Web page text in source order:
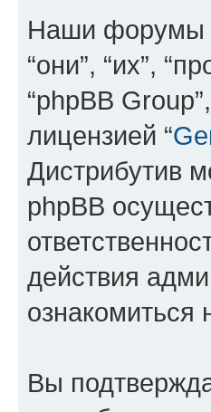
Наши форумы
“они”, “их”,
“phpBB
лицензией “
Дистрибутив
phpBB
действия
ознакомиться
Вы